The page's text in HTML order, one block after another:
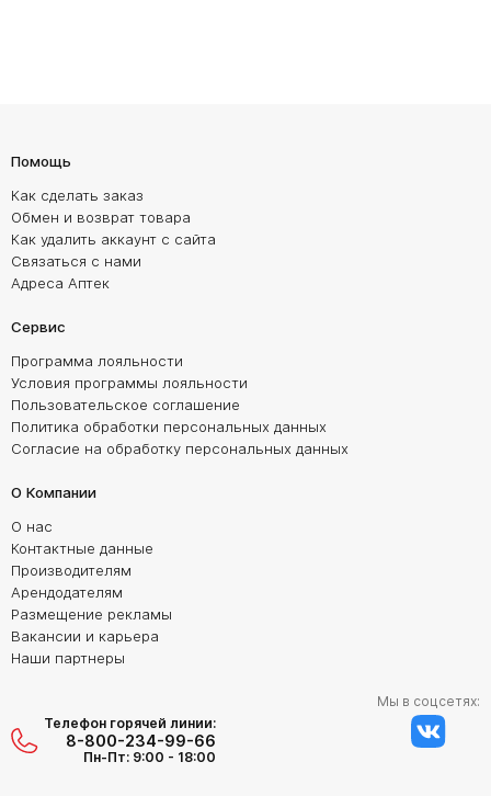
Помощь
Как сделать заказ
Обмен и возврат товара
Как удалить аккаунт с сайта
Связаться с нами
Адреса Аптек
Сервис
Программа лояльности
Условия программы лояльности
Пользовательское соглашение
Политика обработки персональных данных
Согласие на обработку персональных данных
О Компании
О нас
Контактные данные
Производителям
Арендодателям
Размещение рекламы
Вакансии и карьера
Наши партнеры
Телефон горячей линии:
8-800-234-99-66
Пн-Пт: 9:00 - 18:00
Мы в соцсетях: